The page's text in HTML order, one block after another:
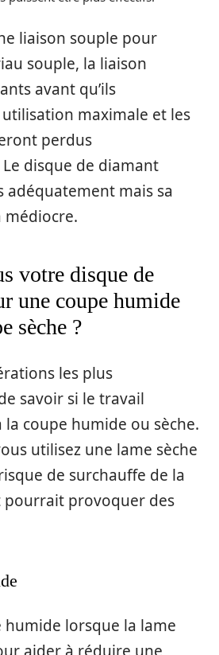
liaison souple pour
souple, la liaison
avant qu’ils
maximale et les
perdus
disque de diamant
adéquatement mais sa
votre disque de
une coupe humide
sèche ?
les plus
savoir si le travail
coupe humide ou sèche.
utilisez une lame sèche
de surchauffe de la
pourrait provoquer des
humide lorsque la lame